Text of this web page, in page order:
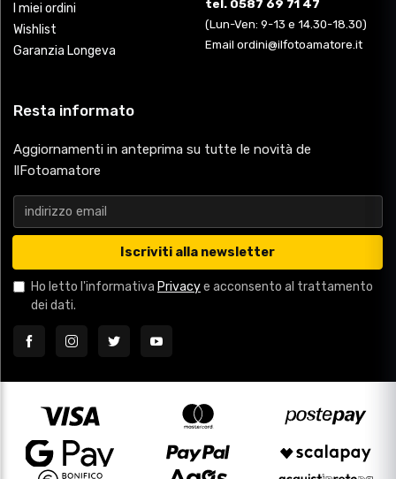
I miei ordini
Wishlist
Garanzia Longeva
tel. 0587 69 71 47
(Lun-Ven: 9-13 e 14.30-18.30)
Email ordini@ilfotoamatore.it
Resta informato
Aggiornamenti in anteprima su tutte le novità de
IlFotoamatore
Iscriviti alla newsletter
Ho letto l'informativa Privacye acconsento al trattamento
dei dati.